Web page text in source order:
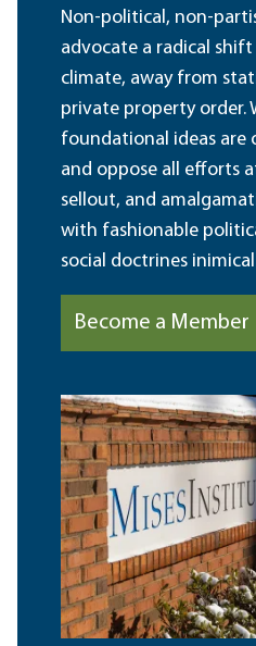
Non-political, non-
advocate a radical
climate, away from
private property order.
foundational ideas are
and oppose all efforts
sellout, and
with fashionable
social doctrines
Become a Member